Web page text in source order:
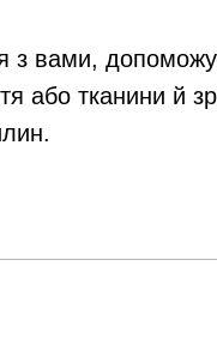
з вами,
або тканини й